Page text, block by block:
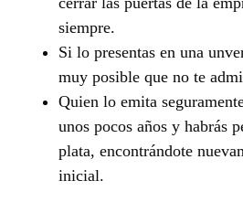
siempre.
Si lo presentas en una
muy posible que no te
Quien lo emita
unos pocos años y habrás
plata, encontrándote
inicial.